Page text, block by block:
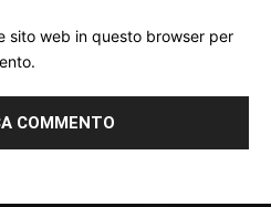
sito web in questo browser per